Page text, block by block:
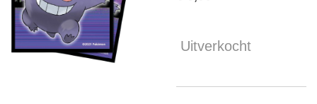
Uitverkocht